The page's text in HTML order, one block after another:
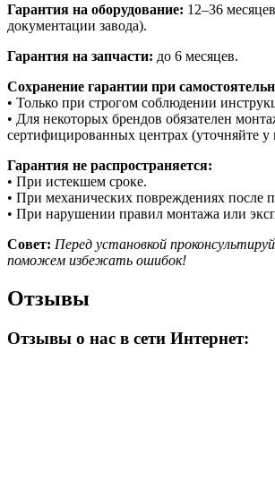
Гарантия на оборудование: 12–36
документации завода).
Гарантия на запчасти: до 6 месяцев.
Сохранение гарантии при
• Только при строгом соблюдении
• Для некоторых брендов обязателен
сертифицированных центрах (уточняйте у
Гарантия не распространяется:
• При истекшем сроке.
• При механических повреждениях после
• При нарушении правил монтажа или
Совет: Перед установкой
поможем избежать ошибок!
Отзывы
Отзывы о нас в сети Интернет​: